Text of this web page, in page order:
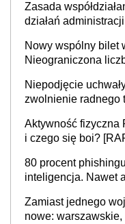
Zasada
działań
Nowy wspólny bilet
Nieograniczona
Niepodjęcie
zwolnienie radnego
sprawy
Aktywność fizyczna
i czego się boi?
80 procent
inteligencja. Nawet
Zamiast jednego
nowe: